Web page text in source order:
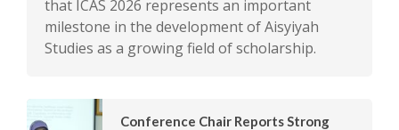
that ICAS 2026 represents an important
milestone in the development of Aisyiyah
Studies as a growing field of scholarship.
Conference Chair Reports Strong